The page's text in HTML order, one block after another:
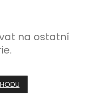
na ostatní